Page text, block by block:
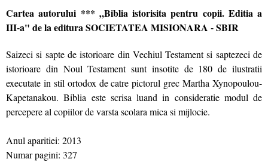
Cartea autorului *** „Biblia istorisita pentru copii. Editia a
III-a" de la editura SOCIETATEA MISIONARA - SBIR
Saizeci si sapte de istorioare din Vechiul Testament si saptezeci de
istorioare din Noul Testament sunt insotite de 180 de ilustratii
executate in stil ortodox de catre pictorul grec Martha Xynopoulou-
Kapetanakou. Biblia este scrisa luand in consideratie modul de
percepere al copiilor de varsta scolara mica si mijlocie.
Anul aparitiei: 2013
Numar pagini: 327